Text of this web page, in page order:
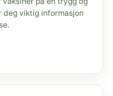
deg viktig informasjon